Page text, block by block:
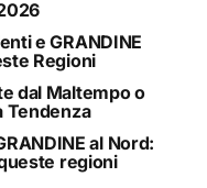
e GRANDINE
Regioni
dal Maltempo o
Tendenza
al Nord:
regioni